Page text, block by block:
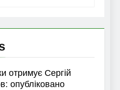
отримує Сергій
опубліковано